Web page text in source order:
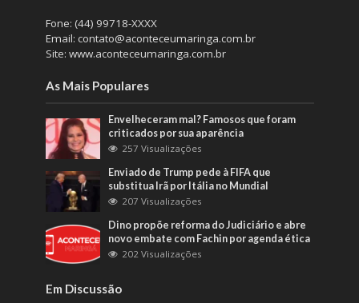
Fone: (44) 99718-XXXX
Email: contato@aconteceumaringa.com.br
Site: www.aconteceumaringa.com.br
As Mais Populares
Envelheceram mal? Famosos que foram
criticados por sua aparência
257 Visualizações
Enviado de Trump pede à FIFA que
substitua Irã por Itália no Mundial
207 Visualizações
Dino propõe reforma do Judiciário e abre
novo embate com Fachin por agenda ética
202 Visualizações
Em Discussão